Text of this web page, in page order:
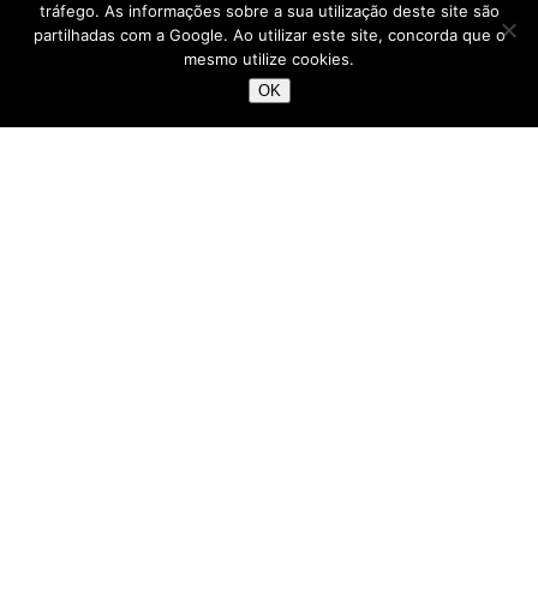
tráfego. As informações sobre a sua utilização deste site são
partilhadas com a Google. Ao utilizar este site, concorda que o
mesmo utilize cookies.
OK